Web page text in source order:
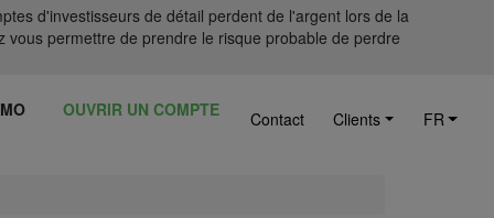
d'investisseurs de détail perdent de l'argent lors de la
permettre de prendre le risque probable de perdre
OUVRIR UN COMPTE Contact Clients FR